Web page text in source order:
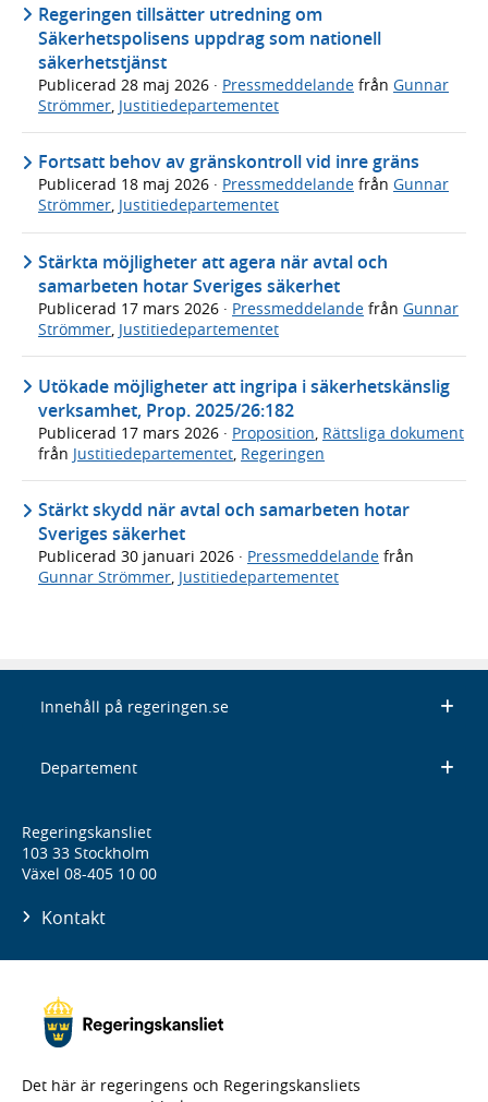
Regeringen tillsätter utredning om
Säkerhetspolisens uppdrag som nationell
säkerhetstjänst
Publicerad 28 maj 2026 · Pressmeddelande från Gunnar
Strömmer Justitiedepartementet
Fortsatt behov av gränskontroll vid inre gräns
Publicerad 18 maj 2026 · Pressmeddelande från Gunnar
Strömmer, Justitiedepartementet
Stärkta möjligheter att agera när avtal och
samarbeten hotar Sveriges säkerhet
Publicerad 17 mars 2026 · Pressmeddelande från Gunnar
Strömmer, Justitiedepartementet
Utökade möjligheter att ingripa i säkerhetskänslig
verksamhet, Prop. 2025/26:182
Publicerad 17 mars 2026 · Proposition Rättsliga dokument
från Justitiedepartementet Regeringen
Stärkt skydd när avtal och samarbeten hotar
Sveriges säkerhet
Publicerad 30 januari 2026 · Pressmeddelande från
Gunnar Strömmer, Justitiedepartementet
Innehåll på regeringen.se
Departement
Regeringskansliet
103 33 Stockholm
Växel 08-405 10 00
Kontakt
Det här är regeringens och Regeringskansliets